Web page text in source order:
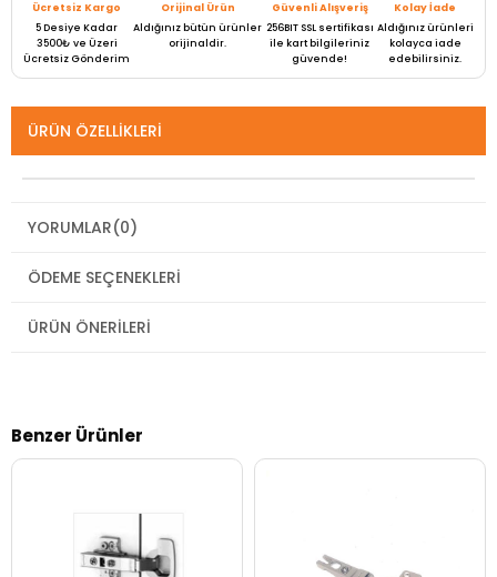
Ücretsiz Kargo
5 Desiye Kadar
3500₺ ve Üzeri
Ücretsiz Gönderim
Orijinal Ürün
Aldığınız bütün ürünler
orijinaldir.
Güvenli Alışveriş
256BIT SSL sertifikası
ile kart bilgileriniz
güvende!
Kolay İade
Aldığınız ürünleri
kolayca iade
edebilirsiniz.
ÜRÜN ÖZELLIKLERI
YORUMLAR(0)
ÖDEME SEÇENEKLERI
ÜRÜN ÖNERILERI
Benzer Ürünler